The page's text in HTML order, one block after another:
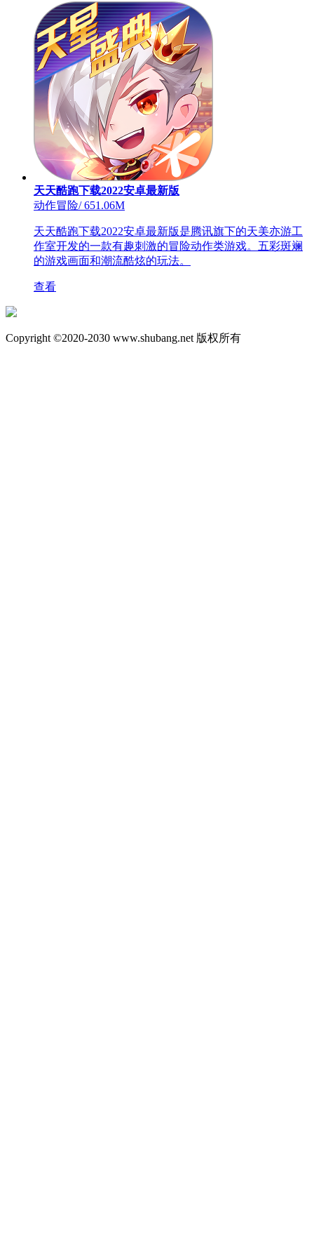
天天酷跑下载2022安卓最新版
动作冒险/651.06M
天天酷跑下载2022安卓最新版是腾讯旗下的天美亦游工
作室开发的一款有趣刺激的冒险动作类游戏。五彩斑斓
的游戏画面和潮流酷炫的玩法。
查看
Copyright ©2020-2030 www.shubang.net 版权所有